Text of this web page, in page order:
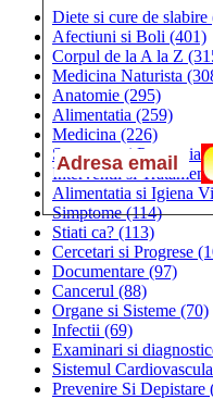
Diete si cure de slabire
Afectiuni si Boli (401)
Corpul de la A la Z
Medicina Naturista
Anatomie (295)
Alimentatia (259)
Medicina (226)
Sanatatea si Preventia
Interventii si
Alimentatia si Igiena
Simptome(114)
Stiati ca? (113)
Cercetari si Progrese
Documentare (97)
Cancerul (88)
Organe si Sisteme (70)
Infectii (69)
Examinari si
Sistemul
Prevenire Si Depistare